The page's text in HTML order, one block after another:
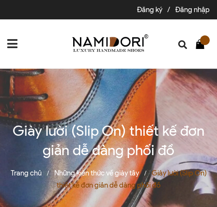
Đăng ký / Đăng nhập
Giày lười (Slip On) thiết kế đơn
giản dễ dàng phối đồ
Trang chủ / Những kiến thức về giày tây /
Giày lười (Slip On)
thiết kế đơn giản dễ dàng phối đồ